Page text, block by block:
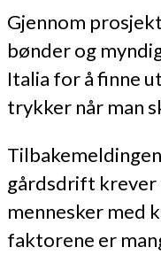
Gjennom
bønder og
Italia for å finne
trykker når man
gårdsdrift
mennesker med
faktorene er